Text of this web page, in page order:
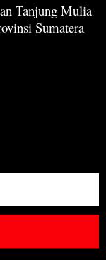
Tanjung Mulia
Sumatera